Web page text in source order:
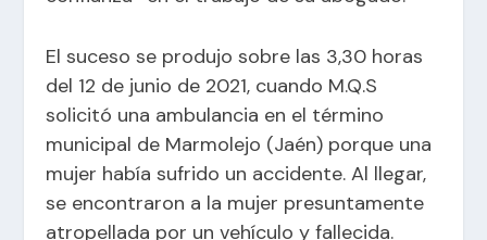
El suceso se produjo sobre las 3,30 horas
del 12 de junio de 2021, cuando M.Q.S
solicitó una ambulancia en el término
municipal de Marmolejo (Jaén) porque una
mujer había sufrido un accidente. Al llegar,
se encontraron a la mujer presuntamente
atropellada por un vehículo y fallecida.